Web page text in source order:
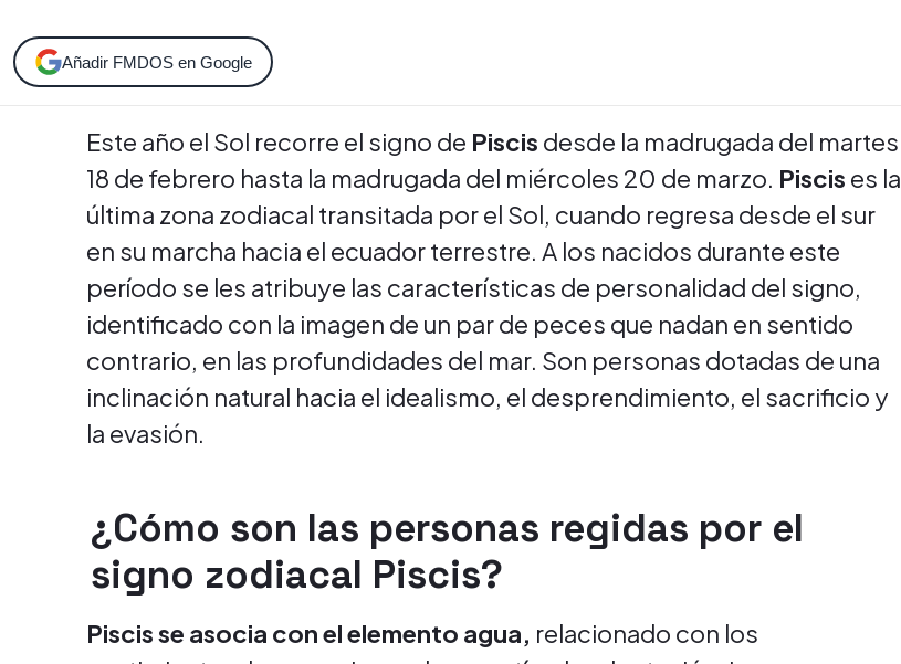
Añadir FMDOS en Google
Este año el Sol recorre el signo de Piscis desde la madrugada del martes
18 de febrero hasta la madrugada del miércoles 20 de marzo. Piscis es la
última zona zodiacal transitada por el Sol, cuando regresa desde el sur
en su marcha hacia el ecuador terrestre. A los nacidos durante este
período se les atribuye las características de personalidad del signo,
identificado con la imagen de un par de peces que nadan en sentido
contrario, en las profundidades del mar. Son personas dotadas de una
inclinación natural hacia el idealismo, el desprendimiento, el sacrificio y
la evasión.
¿Cómo son las personas regidas por el
signo zodiacal Piscis?
Piscis se asocia con el elemento agua, relacionado con los